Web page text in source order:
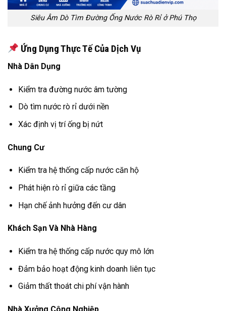
Siêu Âm Dò Tìm Đường Ống Nước Rò Rỉ ở Phú Thọ
Ứng Dụng Thực Tế Của Dịch Vụ
Nhà Dân Dụng
Kiểm tra đường nước âm tường
Dò tìm nước rò rỉ dưới nền
Xác định vị trí ống bị nứt
Chung Cư
Kiểm tra hệ thống cấp nước căn hộ
Phát hiện rò rỉ giữa các tầng
Hạn chế ảnh hưởng đến cư dân
Khách Sạn Và Nhà Hàng
Kiểm tra hệ thống cấp nước quy mô lớn
Đảm bảo hoạt động kinh doanh liên tục
Giảm thất thoát chi phí vận hành